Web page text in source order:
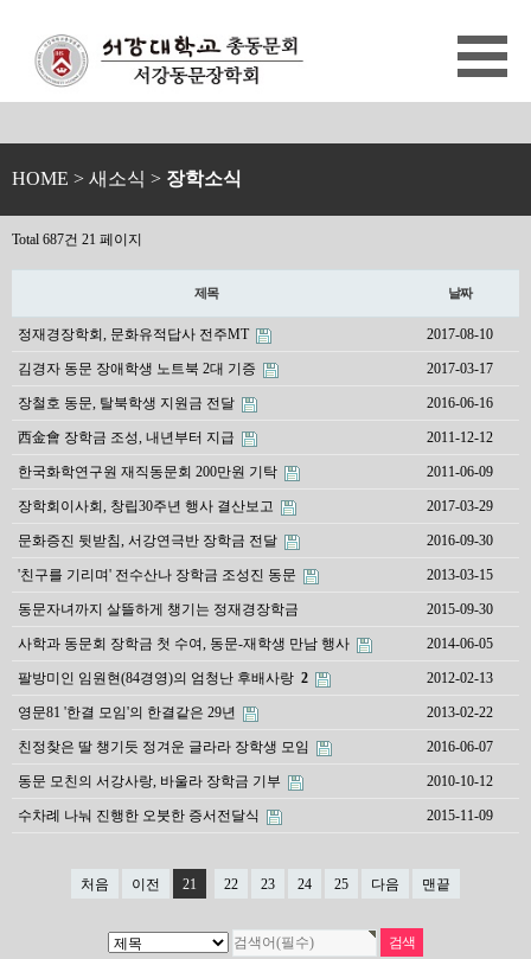
HOME > 새소식 > 장학소식
Total 687건 21 페이지
제목 날짜
정재경장학회, 문화유적답사 전주MT 2017-08-10
김경자 동문 장애학생 노트북 2대 기증 2017-03-17
장철호 동문, 탈북학생 지원금 전달 2016-06-16
西金會 장학금 조성, 내년부터 지급 2011-12-12
한국화학연구원 재직동문회 200만원 기탁 2011-06-09
장학회이사회, 창립30주년 행사 결산보고 2017-03-29
문화증진 뒷받침, 서강연극반 장학금 전달 2016-09-30
'친구를 기리며' 전수산나 장학금 조성진 동문 2013-03-15
동문자녀까지 살뜰하게 챙기는 정재경장학금 2015-09-30
사학과 동문회 장학금 첫 수여, 동문-재학생 만남 행사 2014-06-05
팔방미인 임원현(84경영)의 엄청난 후배사랑 2 2012-02-13
영문81 '한결 모임'의 한결같은 29년 2013-02-22
친정찾은 딸 챙기듯 정겨운 글라라 장학생 모임 2016-06-07
동문 모친의 서강사랑, 바울라 장학금 기부 2010-10-12
수차례 나눠 진행한 오붓한 증서전달식 2015-11-09
처음 이전 21 22 23 24 25 다음 맨끝